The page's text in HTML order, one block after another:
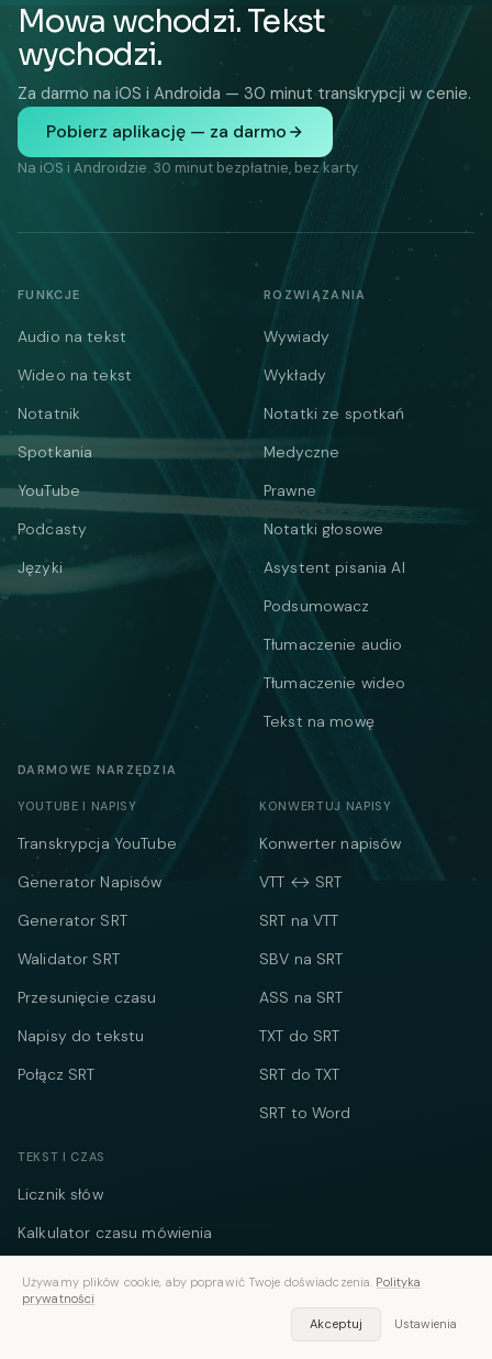
Mowa wchodzi. Tekst
wychodzi.
Za darmo na iOS i Androida — 30 minut transkrypcji w cenie.
Pobierz aplikację — za darmo
Na iOS i Androidzie. 30 minut bezpłatnie, bez karty.
FUNKCJE
Audio na tekst
Wideo na tekst
Notatnik
Spotkania
YouTube
Podcasty
Języki
ROZWIĄZANIA
Wywiady
Wykłady
Notatki ze spotkań
Medyczne
Prawne
Notatki głosowe
Asystent pisania AI
Podsumowacz
Tłumaczenie audio
Tłumaczenie wideo
Tekst na mowę
DARMOWE NARZĘDZIA
YOUTUBE I NAPISY
Transkrypcja YouTube
Generator Napisów
Generator SRT
Walidator SRT
Przesunięcie czasu
Napisy do tekstu
Połącz SRT
KONWERTUJ NAPISY
Konwerter napisów
VTT ↔ SRT
SRT na VTT
SBV na SRT
ASS na SRT
TXT do SRT
SRT do TXT
SRT to Word
TEKST I CZAS
Licznik słów
Kalkulator czasu mówienia
społecznościowych
Używamy plików cookie, aby poprawić Twoje doświadczenia. Polityka
prywatności
Akceptuj
Ustawienia